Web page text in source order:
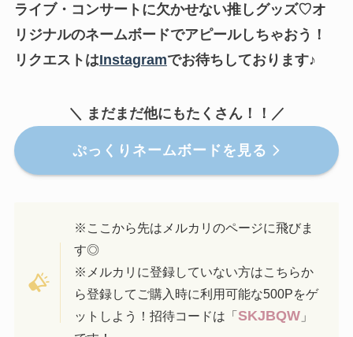
ライブ・コンサートに欠かせない推しグッズ♡オ
リジナルのネームボードでアピールしちゃおう！
リクエストはInstagramでお待ちしております♪
＼ まだまだ他にもたくさん！！／
ぷっくりネームボードを見る
※ここから先はメルカリのページに飛びま
す◎
※メルカリに登録していない方はこちらか
ら登録してご購入時に利用可能な500Pをゲ
ットしよう！招待コードは「SKJBQW 」